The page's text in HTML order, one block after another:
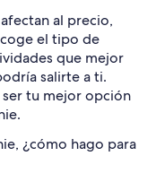
al precio,
el tipo de
que mejor
salirte a ti.
tu mejor opción
¿cómo hago para